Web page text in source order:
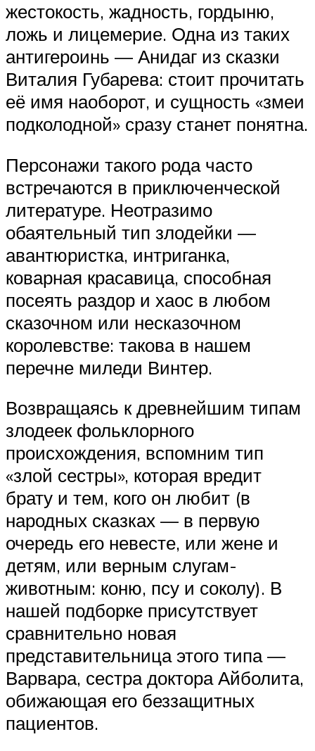
жестокость, жадность, гордыню,
ложь и лицемерие. Одна из таких
антигероинь — Анидаг из сказки
Виталия Губарева: стоит прочитать
её имя наоборот, и сущность «змеи
подколодной» сразу станет понятна.
Персонажи такого рода часто
встречаются в приключенческой
литературе. Неотразимо
обаятельный тип злодейки —
авантюристка, интриганка,
коварная красавица, способная
посеять раздор и хаос в любом
сказочном или несказочном
королевстве: такова в нашем
перечне миледи Винтер.
Возвращаясь к древнейшим типам
злодеек фольклорного
происхождения, вспомним тип
«злой сестры», которая вредит
брату и тем, кого он любит (в
народных сказках — в первую
очередь его невесте, или жене и
детям, или верным слугам-
животным: коню, псу и соколу). В
нашей подборке присутствует
сравнительно новая
представительница этого типа —
Варвара, сестра доктора Айболита,
обижающая его беззащитных
пациентов.